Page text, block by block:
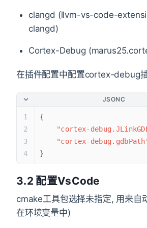
clangd (llvm-vs-code-
clangd)
Cortex-Debug
在插件配置中配置cortex-debug
JSONC
{
"cortex-
"cortex-
}
3.2 配置VsCode
cmake工具包选择未指定, 用来自
在环境变量中)